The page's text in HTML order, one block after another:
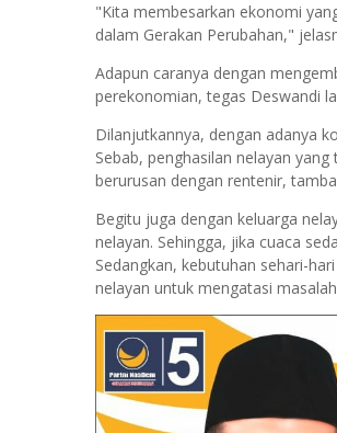
"Kita membesarkan ekonomi
dalam Gerakan Perubahan,"
Adapun caranya dengan
perekonomian, tegas Deswandi
Dilanjutkannya, dengan adanya
Sebab, penghasilan nelayan
berurusan dengan rentenir,
Begitu juga dengan keluarga
nelayan. Sehingga, jika cuaca
Sedangkan, kebutuhan sehari-
nelayan untuk mengatasi